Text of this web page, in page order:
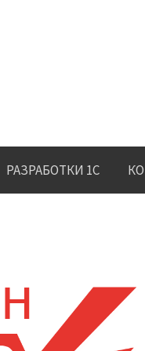
РАЗРАБОТКИ 1С